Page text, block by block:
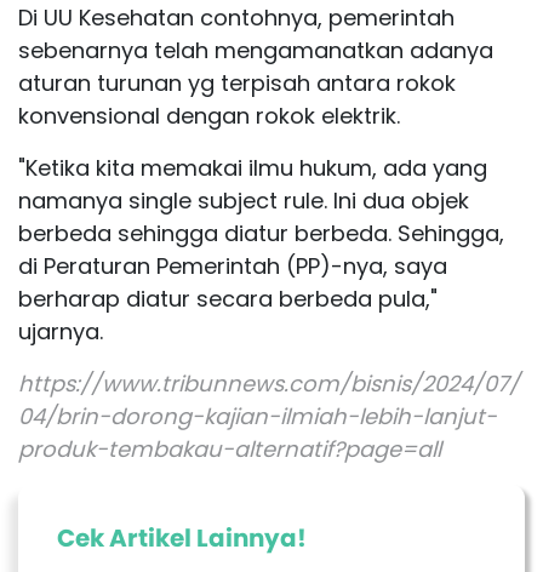
Di UU Kesehatan contohnya, pemerintah
sebenarnya telah mengamanatkan adanya
aturan turunan yg terpisah antara rokok
konvensional dengan rokok elektrik.
"Ketika kita memakai ilmu hukum, ada yang
namanya single subject rule. Ini dua objek
berbeda sehingga diatur berbeda. Sehingga,
di Peraturan Pemerintah (PP)-nya, saya
berharap diatur secara berbeda pula,"
ujarnya.
https://www.tribunnews.com/bisnis/2024/07/
04/brin-dorong-kajian-ilmiah-lebih-lanjut-
produk-tembakau-alternatif?page=all
Cek Artikel Lainnya!